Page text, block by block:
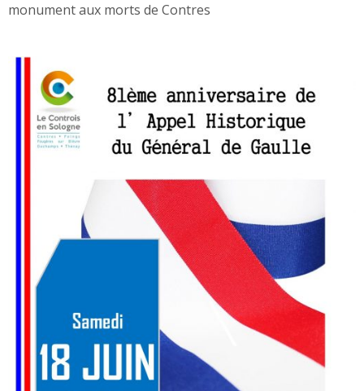
monument aux morts de Contres